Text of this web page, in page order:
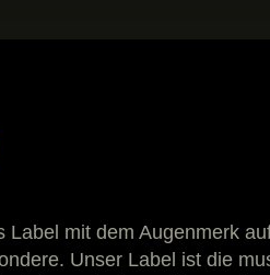
mit dem Augenmerk
Unser Label ist die